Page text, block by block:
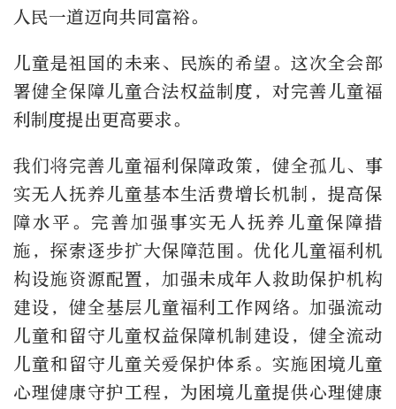
人民一道迈向共同富裕。
儿童是祖国的未来、民族的希望。这次全会部
署健全保障儿童合法权益制度，对完善儿童福
利制度提出更高要求。
我们将完善儿童福利保障政策，健全孤儿、事
实无人抚养儿童基本生活费增长机制，提高保
障水平。完善加强事实无人抚养儿童保障措
施，探索逐步扩大保障范围。优化儿童福利机
构设施资源配置，加强未成年人救助保护机构
建设，健全基层儿童福利工作网络。加强流动
儿童和留守儿童权益保障机制建设，健全流动
儿童和留守儿童关爱保护体系。实施困境儿童
心理健康守护工程，为困境儿童提供心理健康